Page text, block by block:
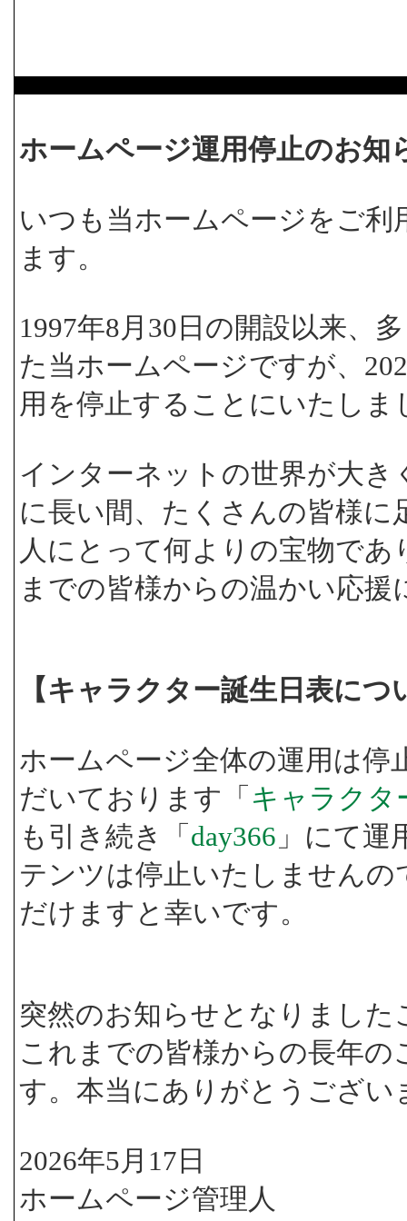
ホームページ運用停止のお知
いつも当ホームページをご
ます。
1997年8月30日の開設以来、
た当ホームページですが、
用を停止することにいたしま
インターネットの世界が大
に長い間、たくさんの皆様
人にとって何よりの宝物で
までの皆様からの温かい応
【キャラクター誕生日表に
ホームページ全体の運用は停
だいております「 キャラクタ
も引き続き「 day366 」にて
テンツは停止いたしません
だけますと幸いです。
突然のお知らせとなりまし
これまでの皆様からの長年
す。本当にありがとうござい
2026年5月17日
ホームページ管理人